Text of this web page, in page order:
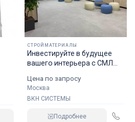
СТРОЙМАТЕРИАЛЫ
Инвестируйте в будущее
вашего интерьера с СМЛ
пластиком HPL панелями от
ООО ВКН СИСТЕМЫ,
негорючие панели СМЛ
Цена по запросу
Москва
ВКН СИСТЕМЫ
Подробнее